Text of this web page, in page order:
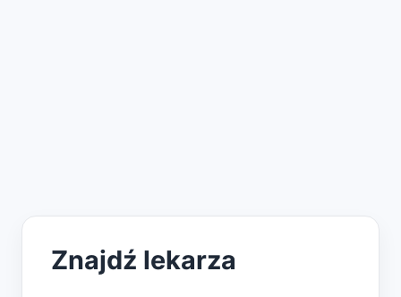
Znajdź lekarza